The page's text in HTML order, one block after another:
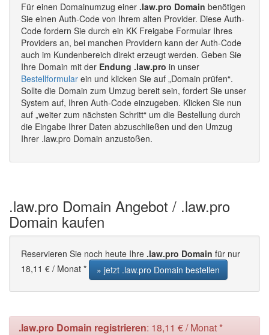
Für einen Domainumzug einer .law.pro Domain benötigen
Sie einen Auth-Code von Ihrem alten Provider. Diese Auth-
Code fordern Sie durch ein KK Freigabe Formular Ihres
Providers an, bei manchen Providern kann der Auth-Code
auch im Kundenbereich direkt erzeugt werden. Geben Sie
Ihre Domain mit der Endung .law.pro in unser
Bestellformular ein und klicken Sie auf „Domain prüfen“.
Sollte die Domain zum Umzug bereit sein, fordert Sie unser
System auf, Ihren Auth-Code einzugeben. Klicken Sie nun
auf „weiter zum nächsten Schritt“ um die Bestellung durch
die Eingabe Ihrer Daten abzuschließen und den Umzug
Ihrer .law.pro Domain anzustoßen.
.law.pro Domain Angebot / .law.pro
Domain kaufen
Reservieren Sie noch heute Ihre .law.pro Domain für nur
18,11 € / Monat *
» jetzt .law.pro Domain bestellen
.law.pro Domain registrieren: 18,11 € / Monat *